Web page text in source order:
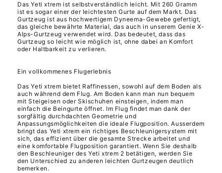
Das Yeti xtrem ist selbstverständlich leicht. Mit 260 Gramm
ist es sogar einer der leichtesten Gurte auf dem Markt. Das
Gurtzeug ist aus hochwertigem Dyneema-Gewebe gefertigt,
das gleiche bewährte Material, das auch in unserem Genie X-
Alps-Gurtzeug verwendet wird. Das bedeutet, dass das
Gurtzeug so leicht wie möglich ist, ohne dabei an Komfort
oder Haltbarkeit zu verlieren.
Ein vollkommenes Flugerlebnis
Das Yeti xtrem bietet Raffinessen, sowohl auf dem Boden als
auch während dem Flug. Am Boden kann man nun bequem
mit Steigeisen oder Skischuhen einsteigen, indem man
einfach die Beingurte öffnet. Im Flug findet man dank der
sorgfältig durchdachten Geometrie und
Anpassungsmöglichkeiten die ideale Flugposition. Ausserdem
bringt das Yeti xtrem ein richtiges Beschleunigersystem mit
sich, das effizient über die gesamte Strecke arbeitet und
eine komfortable Flugposition garantiert. Wenn Sie deshalb
den Beschleuniger des Yeti xtrem 2 betätigen, werden Sie
den Unterschied zu anderen leichten Gurtzeugen deutlich
bemerken.